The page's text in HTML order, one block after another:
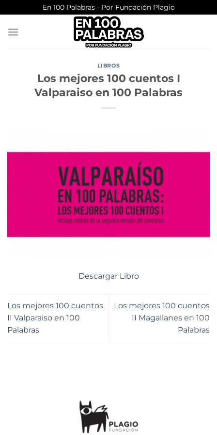
al
contenido
En 100 Palabras - Por Fundación Plagio
LIBROS
Los mejores 100 cuentos I
Valparaiso en 100 Palabras
Descargar Libro
Los mejores 100 cuentos
II Valparaiso en 100
Palabras
Los mejores 100 cuentos
II Magallanes en 100
Palabras